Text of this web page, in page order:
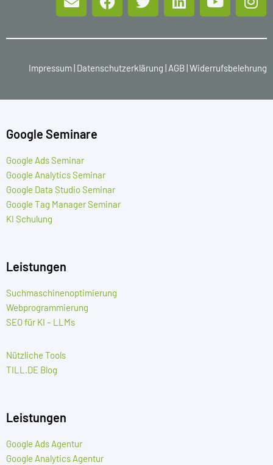
Impressum| Datenschutzerklärung | AGB|Widerrufsbelehrung
Google Seminare
Google Ads Seminar
Google Analytics Seminar
Google Data Studio Seminar
Google Tag Manager Seminar
KI Schulung
Leistungen
Suchmaschinenoptimierung
Webprogrammierung
SEO für KI – LLMs
Nützliche Tools
TILL.DE Blog
Leistungen
Google Ads Agentur
Google Analytics Agentur